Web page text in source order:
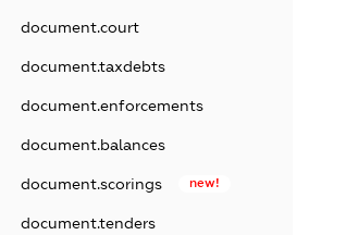
document.court
document.taxdebts
document.enforcements
document.balances
document.scorings new!
document.tenders